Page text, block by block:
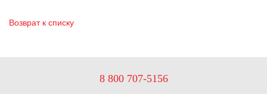
Возврат к списку
8 800 707-5156